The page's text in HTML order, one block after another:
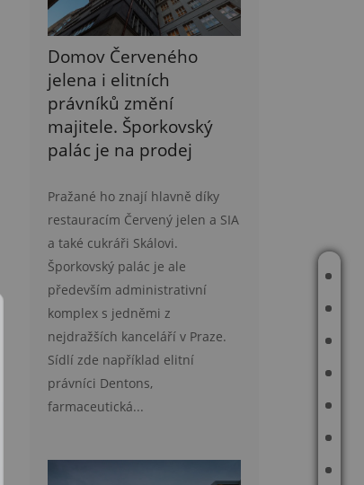
JAK PRACUJI
Domov Červeného
jelena i elitních
právníků změní
majitele. Šporkovský
palác je na prodej
Pražané ho znají hlavně díky
restauracím Červený jelen a SIA
a také cukráři Skálovi.
Šporkovský palác je ale
především administrativní
komplex s jedněmi z
nejdražších kanceláří v Praze.
Sídlí zde například elitní
právníci Dentons,
farmaceutická...